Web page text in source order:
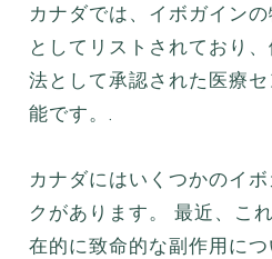
カナダでは、イボガイン
としてリストされており
法として承認された医療
能です。.
カナダにはいくつかのイ
クがあります。 最近、こ
在的に致命的な副作用に